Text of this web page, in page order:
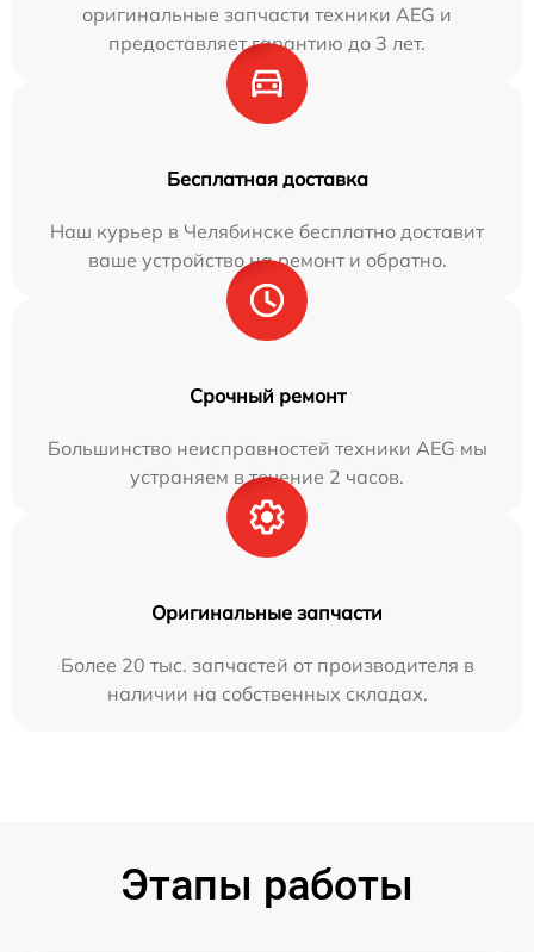
оригинальные запчасти техники AEG и
предоставляет гарантию до 3 лет.
Бесплатная доставка
Наш курьер в Челябинске бесплатно доставит
ваше устройство на ремонт и обратно.
Срочный ремонт
Большинство неисправностей техники AEG мы
устраняем в течение 2 часов.
Оригинальные запчасти
Более 20 тыс. запчастей от производителя в
наличии на собственных складах.
Этапы работы